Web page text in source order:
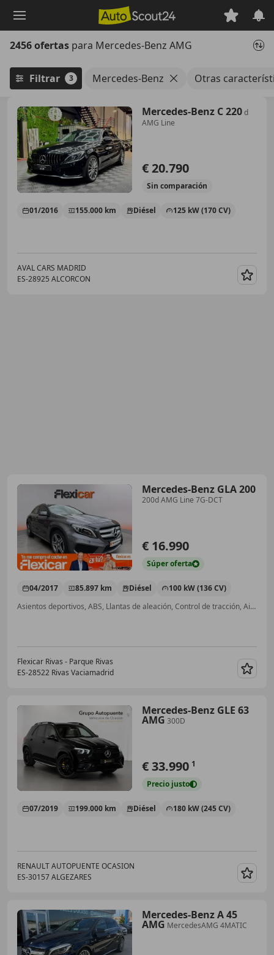
principal
2456 ofertas para Mercedes-Benz AMG
Filtrar 3 Mercedes-Benz Otras
Mercedes-Benz C 220d
AMG Line
€ 20.790
Sin comparación
01/2016 155.000 km Diésel 125 kW (170 CV)
AVAL CARS MADRID
ES-28925 ALCORCON
Mercedes-Benz GLA 200
200d AMG Line 7G-DCT
€ 16.990
Súperoferta
04/2017 85.897 km Diésel
100 kW (136 CV)
Asientos deportivos, ABS, Llantas de aleación, Control de tracción, Airbags laterales, Cierre centralizado
Flexicar Rivas - Parque Rivas
ES-28522 Rivas Vaciamadrid
Mercedes-Benz GLE 63
AMG 300D
€ 33.990 1
Precio justo
07/2019 199.000 km Diésel 180 kW (245 CV)
RENAULT AUTOPUENTE OCASION
ES-30157 ALGEZARES
Mercedes-Benz A 45
AMG MercedesAMG 4MATIC